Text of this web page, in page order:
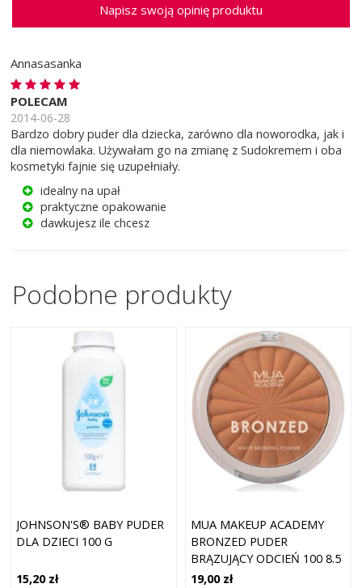
Napisz swoją opinię produktu
Annasasanka
POLECAM
2014-06-28
Bardzo dobry puder dla dziecka, zarówno dla noworodka, jak i
dla niemowlaka. Używałam go na zmianę z Sudokremem i oba
kosmetyki fajnie się uzupełniały.
idealny na upał
praktyczne opakowanie
dawkujesz ile chcesz
Podobne produkty
JOHNSON'S® BABY PUDER
DLA DZIECI 100 G
15,20 zł
MUA MAKEUP ACADEMY
BRONZED PUDER
BRĄZUJĄCY ODCIEŃ 100 8.5
G
19,00 zł